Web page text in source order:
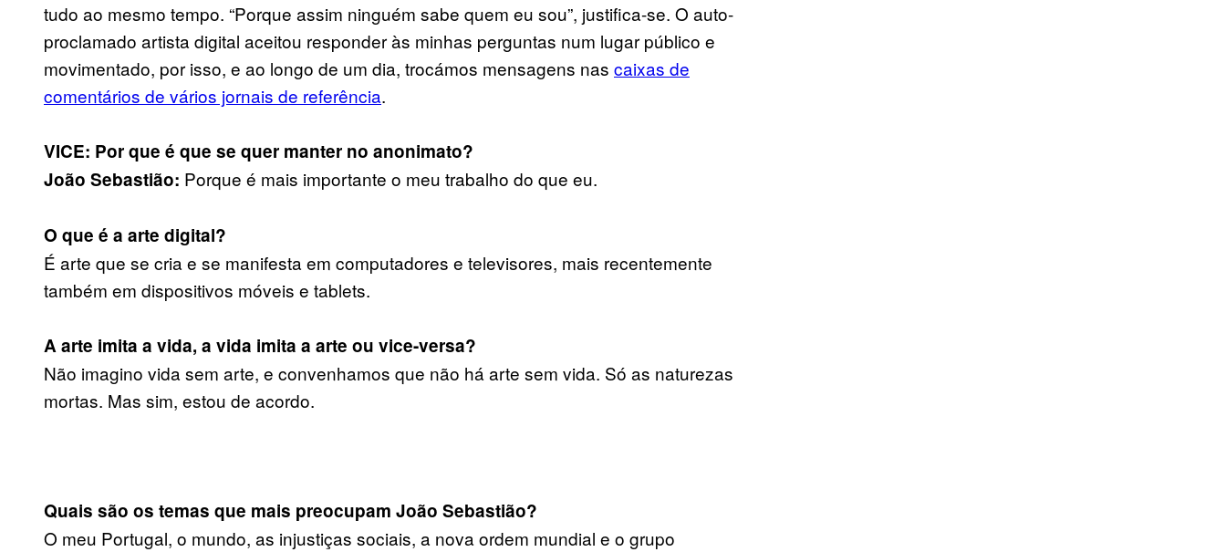
tudo ao mesmo tempo. “Porque assim ninguém sabe quem eu sou”, justifica-se. O auto-
proclamado artista digital aceitou responder às minhas perguntas num lugar público e
movimentado, por isso, e ao longo de um dia, trocámos mensagens nas caixas de
comentários de vários jornais de referência.
VICE: Por que é que se quer manter no anonimato?
João Sebastião: Porque é mais importante o meu trabalho do que eu.
O que é a arte digital?
É arte que se cria e se manifesta em computadores e televisores, mais recentemente
também em dispositivos móveis e tablets.
A arte imita a vida, a vida imita a arte ou vice-versa?
Não imagino vida sem arte, e convenhamos que não há arte sem vida. Só as naturezas
mortas. Mas sim, estou de acordo.
Quais são os temas que mais preocupam João Sebastião?
O meu Portugal, o mundo, as injustiças sociais, a nova ordem mundial e o grupo